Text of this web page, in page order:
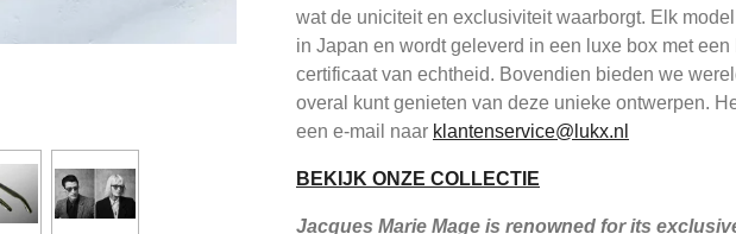
wat de uniciteit en exclusiviteit waarborgt. Elk
in Japan en wordt geleverd in een luxe box met
certificaat van echtheid. Bovendien bieden we
overal kunt genieten van deze unieke ontwerpen.
een e-mail naar klantenservice@lukx.nl
BEKIJK ONZE COLLECTIE
Jacques Marie Mage is renowned for its